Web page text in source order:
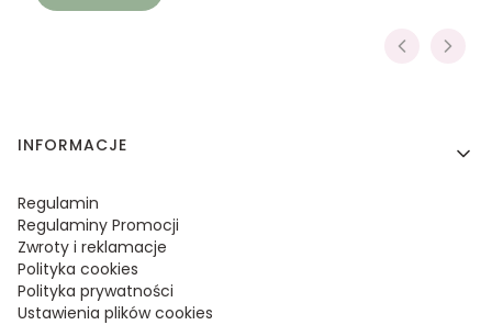
Linki w stopce
INFORMACJE
Regulamin
Regulaminy Promocji
Zwroty i reklamacje
Polityka cookies
Polityka prywatności
Ustawienia plików cookies